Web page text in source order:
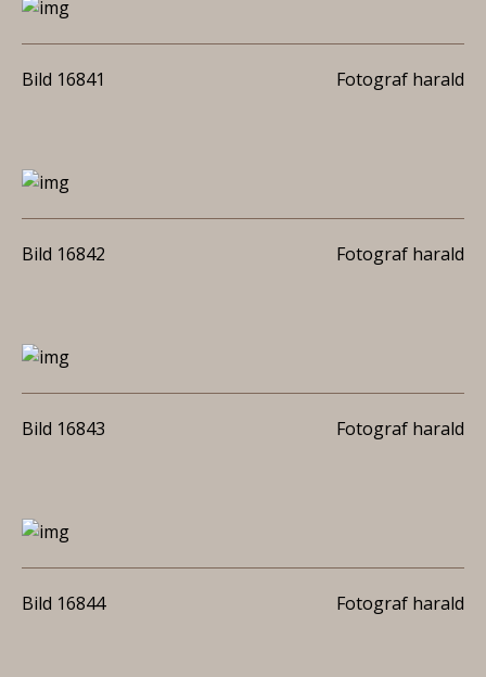
Bild 16841 Fotograf harald
Bild 16842 Fotograf harald
Bild 16843 Fotograf harald
Bild 16844 Fotograf harald